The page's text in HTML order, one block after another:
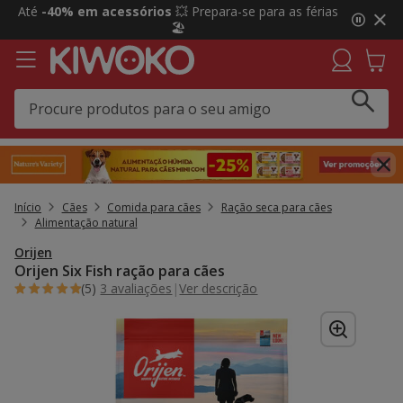
2
3,
mensagem,
Até -40% em acessórios 💥 Prepara-se para as férias
🏖️
Início Cães Comida para cães
Ração seca para cães
Alimentação natural
Orijen
Orijen Six Fish ração para cães
(5) 3 avaliações |Ver descrição